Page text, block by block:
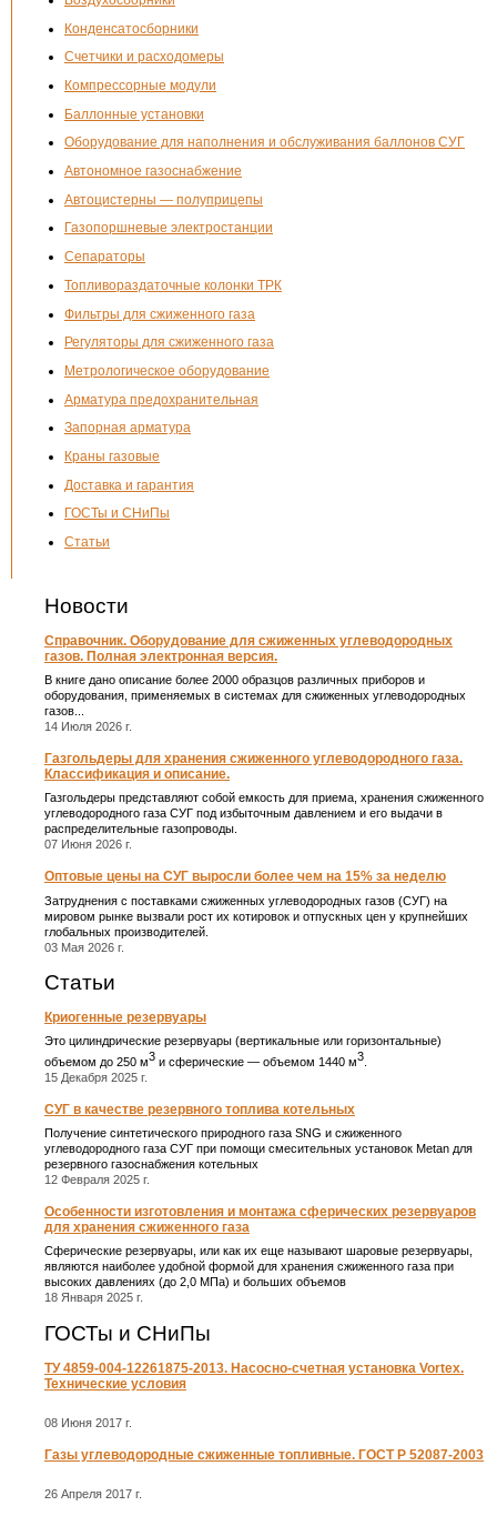
Конденсатосборники
Счетчики и расходомеры
Компрессорные модули
Баллонные установки
Оборудование для наполнения и обслуживания баллонов СУГ
Автономное газоснабжение
Автоцистерны — полуприцепы
Газопоршневые электростанции
Сепараторы
Топливораздаточные колонки ТРК
Фильтры для сжиженного газа
Регуляторы для сжиженного газа
Метрологическое оборудование
Арматура предохранительная
Запорная арматура
Краны газовые
Доставка и гарантия
ГОСТы и СНиПы
Статьи
Новости
Справочник. Оборудование для сжиженных углеводородных
газов. Полная электронная версия.
В книге дано описание более 2000 образцов различных приборов и
оборудования, применяемых в системах для сжиженных углеводородных
газов...
14 Июля 2026 г.
Газгольдеры для хранения сжиженного углеводородного газа.
Классификация и описание.
Газгольдеры представляют собой емкость для приема, хранения сжиженного
углеводородного газа СУГ под избыточным давлением и его выдачи в
распределительные газопроводы.
07 Июня 2026 г.
Оптовые цены на СУГ выросли более чем на 15% за неделю
Затруднения с поставками сжиженных углеводородных газов (СУГ) на
мировом рынке вызвали рост их котировок и отпускных цен у крупнейших
глобальных производителей.
03 Мая 2026 г.
Статьи
Криогенные резервуары
Это цилиндрические резервуары (вертикальные или горизонтальные)
объемом до 250 м3 и сферические ― объемом 1440 м3
15 Декабря 2025 г.
СУГ в качестве резервного топлива котельных
Получение синтетического природного газа SNG и сжиженного
углеводородного газа СУГ при помощи смесительных установок Metan для
резервного газоснабжения котельных
12 Февраля 2025 г.
Особенности изготовления и монтажа сферических резервуаров
для хранения сжиженного газа
Сферические резервуары, или как их еще называют шаровые резервуары,
являются наиболее удобной формой для хранения сжиженного газа при
высоких давлениях (до 2,0 МПа) и больших объемов
18 Января 2025 г.
ГОСТы и СНиПы
ТУ 4859-004-12261875-2013. Насосно-счетная установка Vortex.
Технические условия
08 Июня 2017 г.
Газы углеводородные сжиженные топливные. ГОСТ Р 52087-2003
26 Апреля 2017 г.